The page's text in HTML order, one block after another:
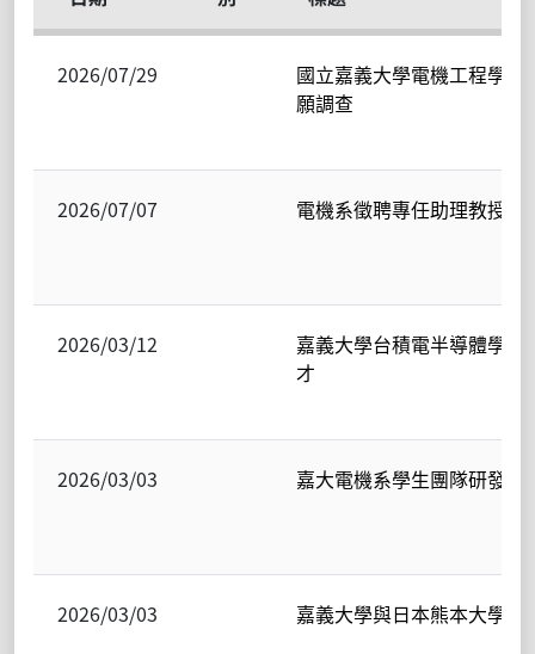
2026/07/29
國立嘉義大學電機工程學
願調查
2026/07/07 電機系徵聘專任助理教授(
2026/03/12
嘉義大學台積電半導體學
才
2026/03/03 嘉大電機系學生團隊研發
2026/03/03 嘉義大學與日本熊本大學